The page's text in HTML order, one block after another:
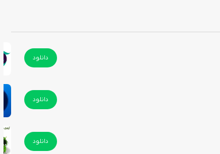
دانلود
دانلود
دانلود